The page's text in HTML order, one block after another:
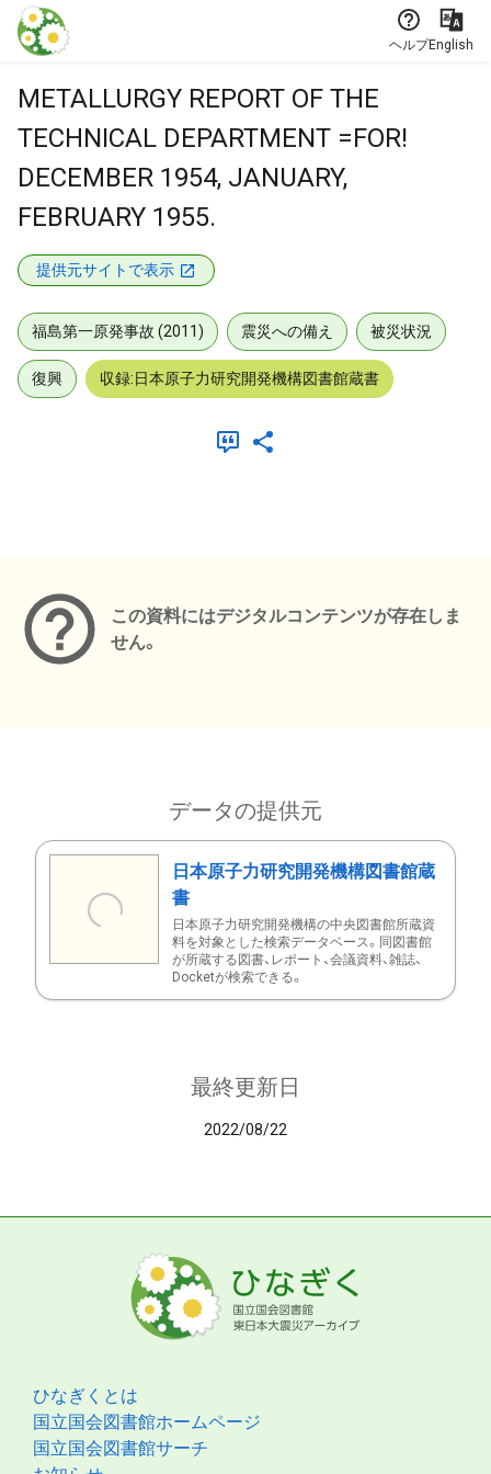
本文に飛ぶ
ヘルプEnglish
METALLURGY REPORT OF THE
TECHNICAL DEPARTMENT =FOR!
DECEMBER 1954, JANUARY,
FEBRUARY 1955.
提供元サイトで表示
福島第一原発事故 (2011) 震災への備え 被災状況
復興 収録:日本原子力研究開発機構図書館蔵書
この資料にはデジタルコンテンツが存在しま
せん。
データの提供元
日本原子力研究開発機構図書館蔵
書
日本原子力研究開発機構の中央図書館所蔵資
料を対象とした検索データベース。同図書館
が所蔵する図書、レポート、会議資料、雑誌、
Docketが検索できる。
最終更新日
2022/08/22
ひなぎくとは
国立国会図書館ホームページ
国立国会図書館サーチ